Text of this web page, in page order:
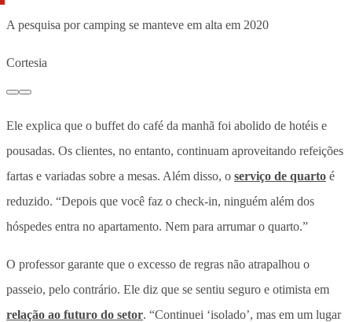
A pesquisa por camping se manteve em alta em 2020
Cortesia
Ele explica que o buffet do café da manhã foi abolido de hotéis e
pousadas. Os clientes, no entanto, continuam aproveitando refeições
fartas e variadas sobre a mesas. Além disso, o serviço de quarto é
reduzido. “Depois que você faz o check-in, ninguém além dos
hóspedes entra no apartamento. Nem para arrumar o quarto.”
O professor garante que o excesso de regras não atrapalhou o
passeio, pelo contrário. Ele diz que se sentiu seguro e otimista em
relação ao futuro do setor. “Continuei ‘isolado’, mas em um lugar